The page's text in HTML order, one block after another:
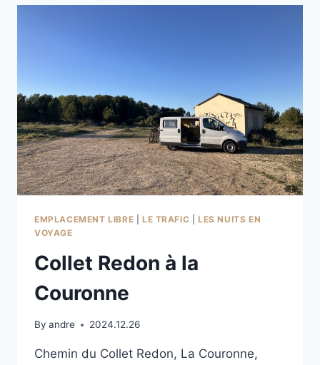
IN
EMPLACEMENT LIBRE LE TRAFIC |LES NUITS EN
VOYAGE
Collet Redon à la
Couronne
By andre 2024.12.26
Chemin du Collet Redon, La Couronne,